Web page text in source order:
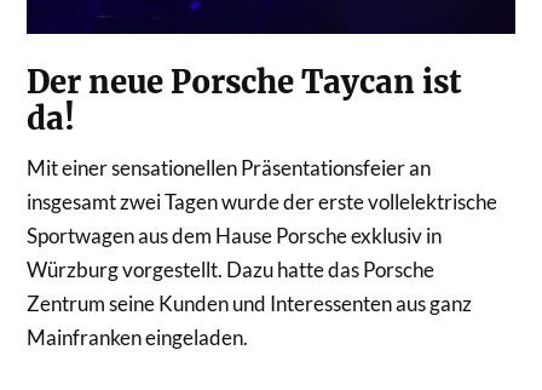
Der neue Porsche Taycan ist
da!
Mit einer sensationellen Präsentationsfeier an
insgesamt zwei Tagen wurde der erste vollelektrische
Sportwagen aus dem Hause Porsche exklusiv in
Würzburg vorgestellt. Dazu hatte das Porsche
Zentrum seine Kunden und Interessenten aus ganz
Mainfranken eingeladen.